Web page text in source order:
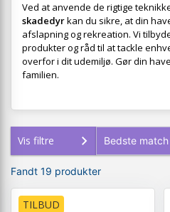
Ved at anvende de rigtige
skadedyrkan du sikre, at din
afslapning og rekreation. Vi
produkter og råd til at tackle
overfor i dit udemiljø. Gør din
familien.
Vis filtre
Fandt 19 produkter
TILBUD